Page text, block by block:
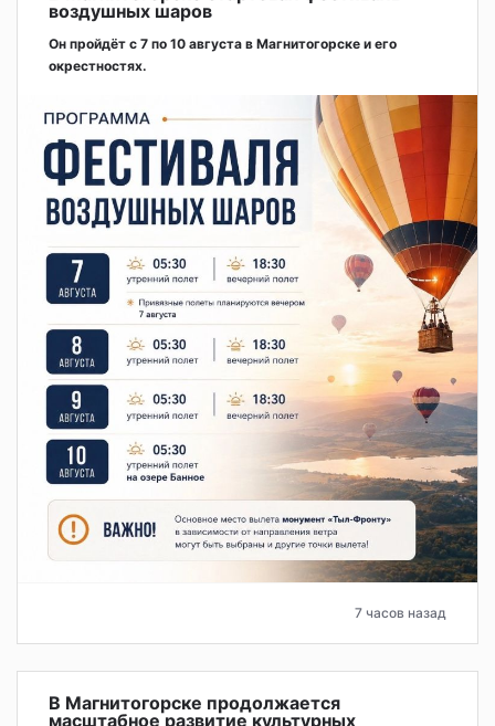
воздушных шаров
Он пройдёт с 7 по 10 августа в Магнитогорске и его
окрестностях.
7 часов назад
В Магнитогорске продолжается
масштабное развитие культурных